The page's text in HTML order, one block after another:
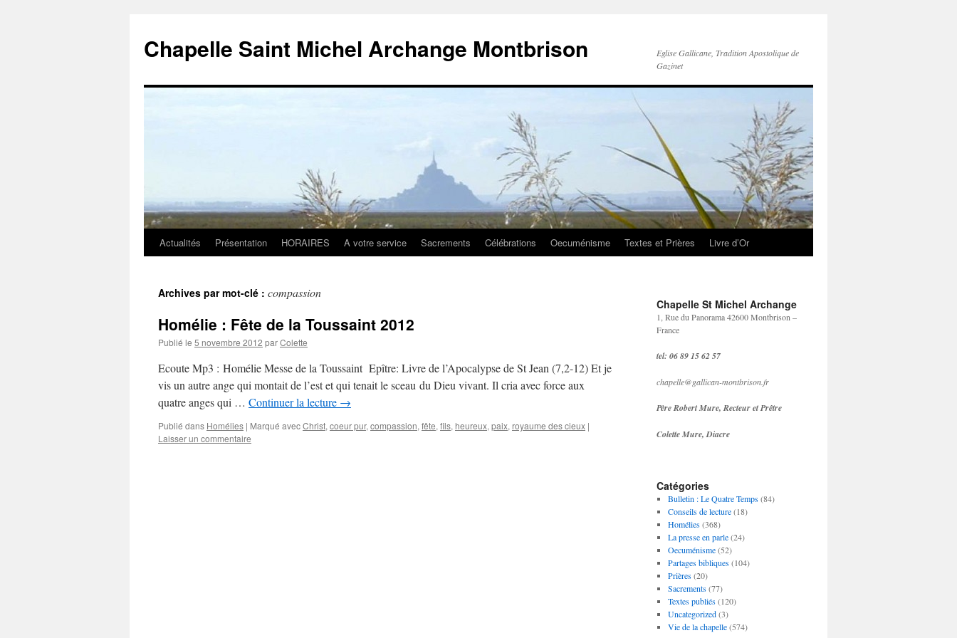
Chapelle Saint Michel Archange Montbrison
Eglise Gallicane, Tradition Apostolique de
Gazinet
Aller
contenu
Actualités Présentation HORAIRES A votre service Sacrements Célébrations Oecuménisme Textes et Prières Livre d’Or
Archives par mot-clé : compassion
Homélie : Fête de la Toussaint 2012
Publié le 5 novembre 2012 parColette
Ecoute Mp3 : Homélie Messe de la Toussaint Epître: Livre de l’Apocalypse de St Jean (7,2-12) Et je
vis un autre ange qui montait de l’est et qui tenait le sceau du Dieu vivant. Il cria avec force aux
quatre anges qui … Continuer la lecture →
Publié dans Homélies | Marqué avecChrist, coeur pur, compassion, fête, fils, heureux, paix, royaume des cieux |
Laisser un commentaire
Chapelle St Michel Archange
1, Rue du Panorama 42600 Montbrison –
France
tel: 06 89 15 62 57
chapelle@gallican-montbrison.fr
Père Robert Mure, Recteur et Prêtre
Colette Mure, Diacre
Catégories
Bulletin : Le Quatre Temps(84)
Conseils de lecture(18)
Homélies(368)
La presse en parle(24)
Oecuménisme(52)
Partages bibliques(104)
Prières(20)
Sacrements(77)
Textes publiés(120)
Uncategorized(3)
Vie de la chapelle(574)